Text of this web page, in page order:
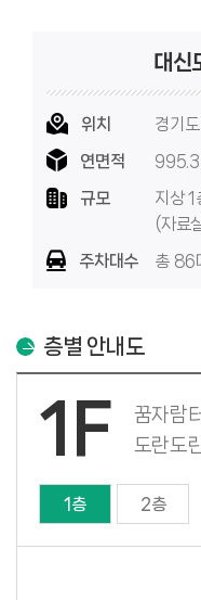
대신
위치
경기
연면적
규모
지상
(자료
주차대수
총 86
층별 안내도
1F
꿈자람
도란도
1층 2층